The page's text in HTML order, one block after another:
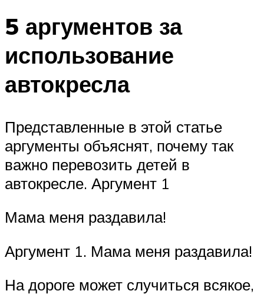
5 аргументов за
использование
автокресла
Представленные в этой статье
аргументы объяснят, почему так
важно перевозить детей в
автокресле. Аргумент 1
Мама меня раздавила!
Аргумент 1. Мама меня раздавила!
На дороге может случиться всякое,